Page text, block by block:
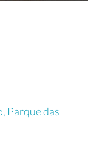
Parque das